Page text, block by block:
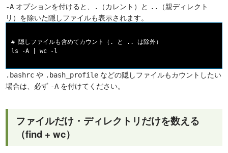
-A オプションを付けると、 . （カレント）と ..
（親ディレクト
リ）を除いた隠しファイルも表示されます。
# 隠しファイルも含めてカウント（. と .. は除外）
.bashrc や .bash_profile などの隠しファイルもカウントしたい
場合は、必ず -A を付けてください。
ファイルだけ・ディレクトリだけを数える
（find + wc）